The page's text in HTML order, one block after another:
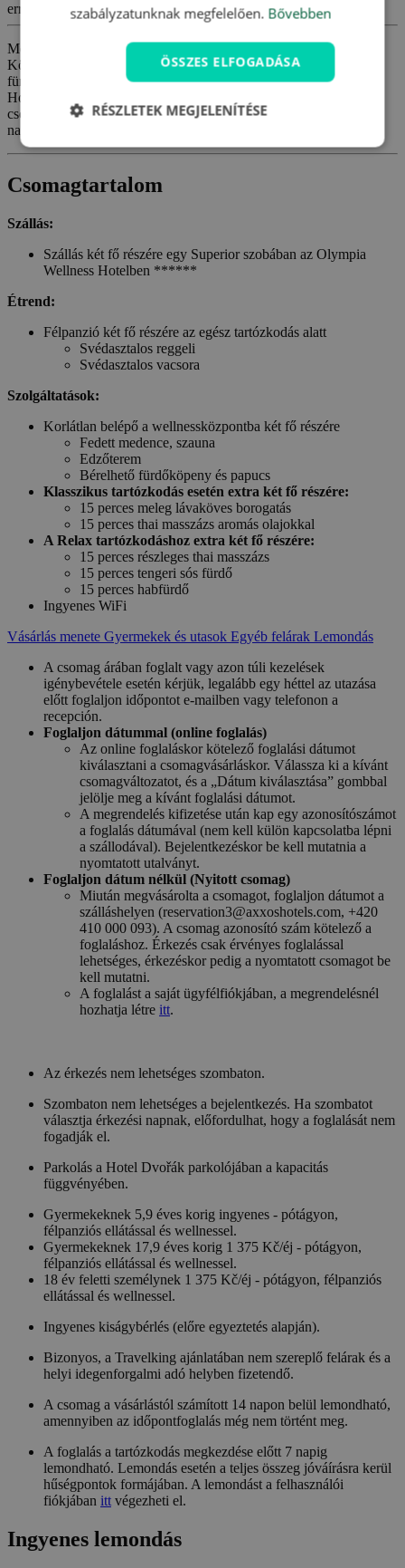
errors_loading_failed
Menjen Karlovy Varyba, a pihenés városába, hogy feltöltődjön.
Közvetlenül a központban, az oszlopcsarnokok és a gyönyörű
fürdőépítészet közelében száll meg a stílusos Olympia Wellness
Hotelben ****, ahol nemcsak finom félpanziós ellátást, hanem
csodálatos kikapcsolódást is élvezhet a wellnessközpontban és
nagyszerű kezeléseket.
Csomagtartalom
Szállás:
Szállás két fő részére egy Superior szobában az Olympia
Wellness Hotelben ******
Étrend:
Félpanzió két fő részére az egész tartózkodás alatt
Svédasztalos reggeli
Svédasztalos vacsora
Szolgáltatások:
Korlátlan belépő a wellnessközpontba két fő részére
Fedett medence, szauna
Edzőterem
Bérelhető fürdőköpeny és papucs
Klasszikus tartózkodás esetén extra két fő részére:
15 perces meleg lávaköves borogatás
15 perces thai masszázs aromás olajokkal
A Relax tartózkodáshoz extra két fő részére:
15 perces részleges thai masszázs
15 perces tengeri sós fürdő
15 perces habfürdő
Ingyenes WiFi
Vásárlás menete Gyermekek és utasok Egyéb felárak Lemondás
A csomag árában foglalt vagy azon túli kezelések
igénybevétele esetén kérjük, legalább egy héttel az utazása
előtt foglaljon időpontot e-mailben vagy telefonon a
recepción.
Foglaljon dátummal (online foglalás)
Az online foglaláskor kötelező foglalási dátumot
kiválasztani a csomagvásárláskor. Válassza ki a kívánt
csomagváltozatot, és a „Dátum kiválasztása” gombbal
jelölje meg a kívánt foglalási dátumot.
A megrendelés kifizetése után kap egy azonosítószámot
a foglalás dátumával (nem kell külön kapcsolatba lépni
a szállodával). Bejelentkezéskor be kell mutatnia a
nyomtatott utalványt.
Foglaljon dátum nélkül (Nyitott csomag)
Miután megvásárolta a csomagot, foglaljon dátumot a
szálláshelyen (reservation3@axxoshotels.com, +420
410 000 093). A csomag azonosító szám kötelező a
foglaláshoz. Érkezés csak érvényes foglalással
lehetséges, érkezéskor pedig a nyomtatott csomagot be
kell mutatni.
A foglalást a saját ügyfélfiókjában, a megrendelésnél
hozhatja létre itt.
Az érkezés nem lehetséges szombaton.
Szombaton nem lehetséges a bejelentkezés. Ha szombatot
választja érkezési napnak, előfordulhat, hogy a foglalását nem
fogadják el.
Parkolás a Hotel Dvořák parkolójában a kapacitás
függvényében.
Gyermekeknek 5,9 éves korig ingyenes - pótágyon,
félpanziós ellátással és wellnessel.
Gyermekeknek 17,9 éves korig 1 375 Kč/éj - pótágyon,
félpanziós ellátással és wellnessel.
18 év feletti személynek 1 375 Kč/éj - pótágyon, félpanziós
ellátással és wellnessel.
Ingyenes kiságybérlés (előre egyeztetés alapján).
Bizonyos, a Travelking ajánlatában nem szereplő felárak és a
helyi idegenforgalmi adó helyben fizetendő.
A csomag a vásárlástól számított 14 napon belül lemondható,
amennyiben az időpontfoglalás még nem történt meg.
A foglalás a tartózkodás megkezdése előtt 7 napig
lemondható. Lemondás esetén a teljes összeg jóváírásra kerül
hűségpontok formájában. A lemondást a felhasználói
fiókjában itt végezheti el.
Ingyenes lemondás
szabályzatunknak megfelelően. Bővebben
ÖSSZES ELFOGADÁSA
RÉSZLETEK MEGJELENÍTÉSE